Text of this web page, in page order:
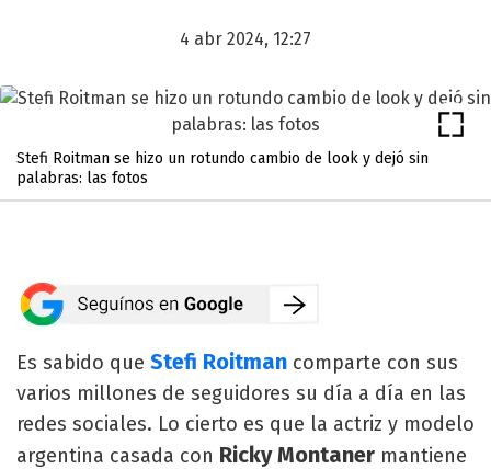
4 abr 2024, 12:27
Stefi Roitman se hizo un rotundo cambio de look y dejó sin
palabras: las fotos
Es sabido que Stefi Roitman comparte con sus
varios millones de seguidores su día a día en las
redes sociales. Lo cierto es que la actriz y modelo
argentina casada con Ricky Montaner mantiene